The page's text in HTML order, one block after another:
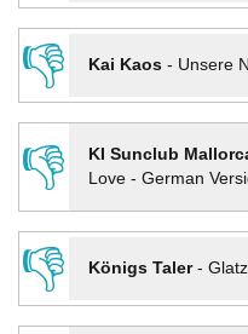
👎
Kai Kaos- Unsere
👎
KI Sunclub
Love - German
👎
Königs Taler-